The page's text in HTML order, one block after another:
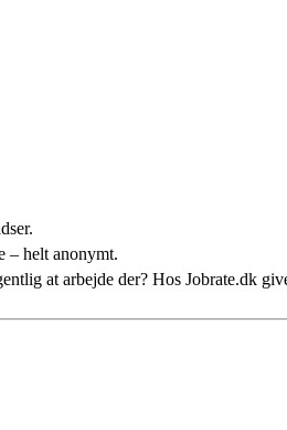
– helt anonymt.
at arbejde der? Hos Jobrate.dk